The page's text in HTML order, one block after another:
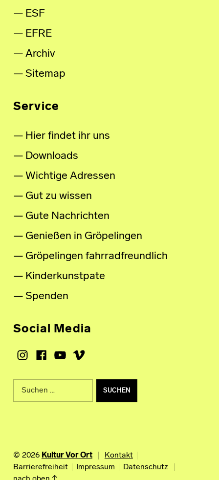
ESF
EFRE
Archiv
Sitemap
Service
Hier findet ihr uns
Downloads
Wichtige Adressen
Gut zu wissen
Gute Nachrichten
Genießen in Gröpelingen
Gröpelingen fahrradfreundlich
Kinderkunstpate
Spenden
Social Media
Instagram
Facebook
Youtube
Vimeo
Suche nach:
© 2026 Kultur Vor Ort
Kontakt
Barrierefreiheit
Impressum
Datenschutz